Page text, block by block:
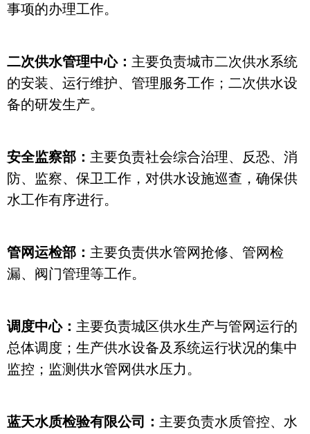
事项的办理工作。
二次供水管理中心： 主要负责城市二次供水系统
的安装、运行维护、管理服务工作；二次供水设
备的研发生产。
安全监察部： 主要负责社会综合治理、反恐、消
防、监察、保卫工作，对供水设施巡查，确保供
水工作有序进行。
管网运检部： 主要负责供水管网抢修、管网检
漏、阀门管理等工作。
调度中心： 主要负责城区供水生产与管网运行的
总体调度；生产供水设备及系统运行状况的集中
监控；监测供水管网供水压力。
蓝天水质检验有限公司： 主要负责水质管控、水